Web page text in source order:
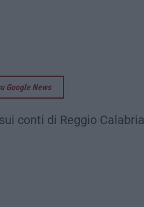
Google News
conti di Reggio Calabria